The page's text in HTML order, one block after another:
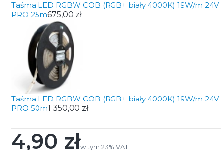
Taśma LED RGBW COB (RGB+ biały 4000K) 19W/m 24V
PRO 25m675,00 zł
Taśma LED RGBW COB (RGB+ biały 4000K) 19W/m 24V
PRO 50m1 350,00 zł
Cena
4,90 złw tym 23% VAT
w tym 23% VAT